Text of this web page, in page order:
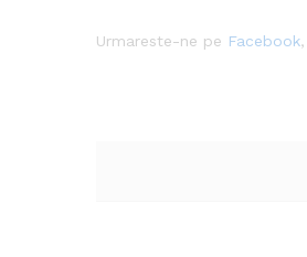
Urmareste-ne pe Facebook,